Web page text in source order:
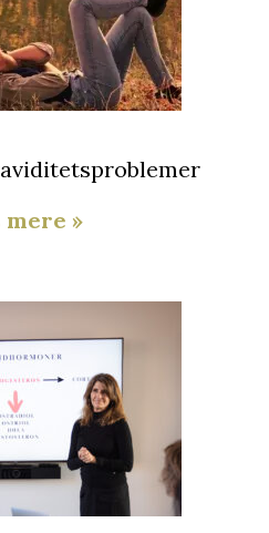
mere »